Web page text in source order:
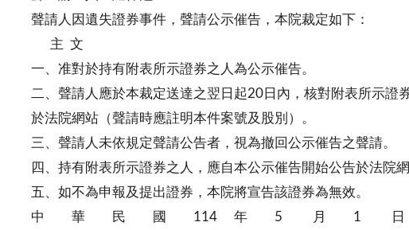
聲請人因遺失證券事件，聲請公示催告，本院裁定如下：
主 文
一、准對於持有附表所示證券之人為公示催告。
二、聲請人應於本裁定送達之翌日起20日內，核對附表所示證
於法院網站（聲請時應註明本件案號及股別）。
三、聲請人未依規定聲請公告者，視為撤回公示催告之聲請。
四、持有附表所示證券之人，應自本公示催告開始公告於法院
五、如不為申報及提出證券，本院將宣告該證券為無效。
中 華 民 國 114 年 5 月 1 日